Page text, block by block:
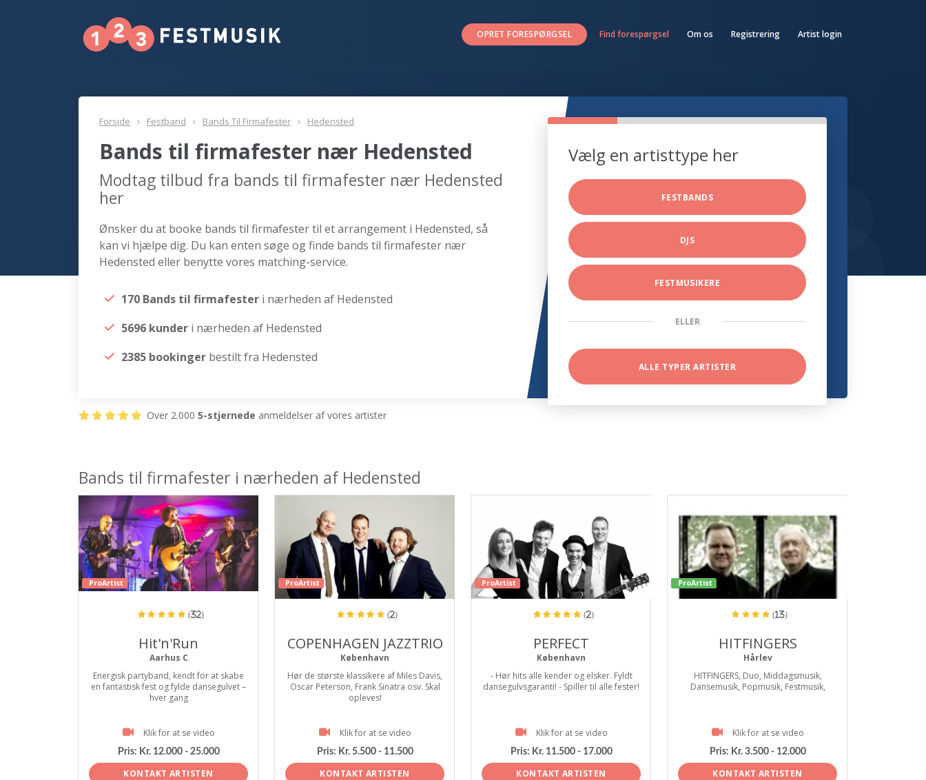
OPRET FORESPØRGSEL Find forespørgsel Om os Registrering Artist login
Forside Festband Bands Til Firmafester Hedensted
Bands til firmafester nær Hedensted
Modtag tilbud fra bands til firmafester nær Hedensted
her
Ønsker du at booke bands til firmafester til et arrangement i Hedensted, så
kan vi hjælpe dig. Du kan enten søge og finde bands til firmafester nær
Hedensted eller benytte vores matching-service.
170 Bands til firmafester i nærheden af Hedensted
5696 kunder i nærheden af Hedensted
2385 bookinger bestilt fra Hedensted
Vælg en artisttype her
FESTBANDS
DJS
FESTMUSIKERE
ELLER
ALLE TYPER ARTISTER
Over 2.000 5-stjernede anmeldelser af vores artister
Bands til firmafester i nærheden af Hedensted
ProArtist
(32)
Hit'n'Run
Aarhus C
Energisk partyband, kendt for at skabe
en fantastisk fest og fylde dansegulvet –
hver gang
Klik for at se video
Pris: Kr. 12.000 - 25.000
KONTAKT ARTISTEN
ProArtist
(2)
COPENHAGEN JAZZTRIO
København
Hør de største klassikere af Miles Davis,
Oscar Peterson, Frank Sinatra osv. Skal
opleves!
Klik for at se video
Pris: Kr. 5.500 - 11.500
KONTAKT ARTISTEN
ProArtist
(2)
PERFECT
København
- Hør hits alle kender og elsker. Fyldt
dansegulvsgaranti! - Spiller til alle fester!
Klik for at se video
Pris: Kr. 11.500 - 17.000
KONTAKT ARTISTEN
ProArtist
(13)
HITFINGERS
Hårlev
HITFINGERS, Duo, Middagsmusik,
Dansemusik, Popmusik, Festmusik,
Klik for at se video
Pris: Kr. 3.500 - 12.000
KONTAKT ARTISTEN